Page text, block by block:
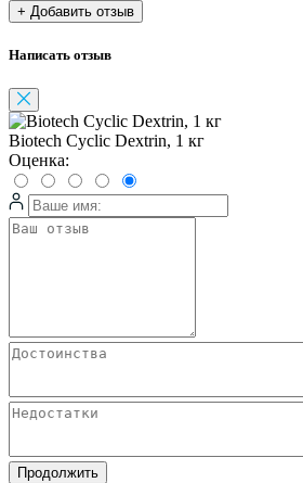
+ Добавить отзыв
Написать отзыв
Biotech Cyclic Dextrin, 1 кг
Оценка:
Продолжить